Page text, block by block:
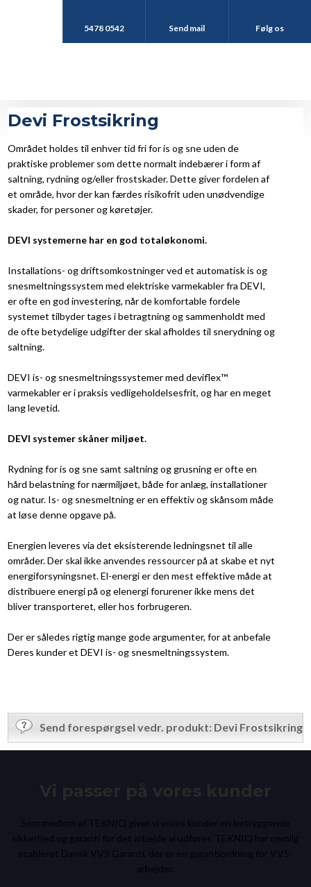
5478 0542 Send mail Følg os
Devi Frostsikring
Området holdes til enhver tid fri for is og sne uden de
praktiske problemer som dette normalt indebærer i form af
saltning, rydning og/eller frostskader. Dette giver fordelen af
et område, hvor der kan færdes risikofrit uden unødvendige
skader, for personer og køretøjer.
DEVI systemerne har en god totaløkonomi.
Installations- og driftsomkostninger ved et automatisk is og
snesmeltningssystem med elektriske varmekabler fra DEVI,
er ofte en god investering, når de komfortable fordele
systemet tilbyder tages i betragtning og sammenholdt med
de ofte betydelige udgifter der skal afholdes til snerydning og
saltning.
DEVI is- og snesmeltningssystemer med deviflex™
varmekabler er i praksis vedligeholdelsesfrit, og har en meget
lang levetid.
DEVI systemer skåner miljøet.
Rydning for is og sne samt saltning og grusning er ofte en
hård belastning for nærmiljøet, både for anlæg, installationer
og natur. Is- og snesmeltning er en effektiv og skånsom måde
at løse denne opgave på.
Energien leveres via det eksisterende ledningsnet til alle
områder. Der skal ikke anvendes ressourcer på at skabe et nyt
energiforsyningsnet. El-energi er den mest effektive måde at
distribuere energi på og elenergi forurener ikke mens det
bliver transporteret, eller hos forbrugeren.
Der er således rigtig mange gode argumenter, for at anbefale
Deres kunder et DEVI is- og snesmeltningssystem.
Send forespørgsel vedr. produkt: Devi Frostsikring
Som medlem af TEKNIQ giver vi vores kunder en betryggende
sikkerhed og garanti for det arbejde vi udfører. TEKNIQ har nemlig
etableret Dansk VVS Garanti, der er en garantiordning for VVS-
arbejder.​